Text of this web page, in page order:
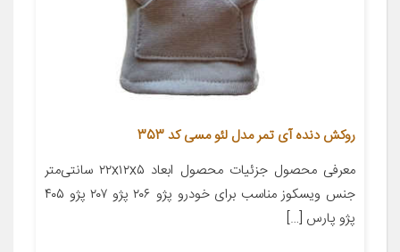
روکش دنده آی تمر مدل لئو مسی کد 353
معرفی محصول جزئیات محصول ابعاد ۲۲x۱۲x۵ سانتی‌متر
جنس ویسکوز مناسب برای خودرو پژو ۲۰۶ پژو ۲۰۷ پژو ۴۰۵
پژو پارس […]